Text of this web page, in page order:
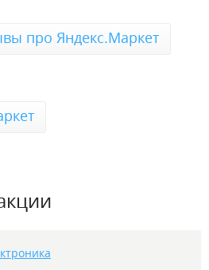
про Яндекс.Маркет